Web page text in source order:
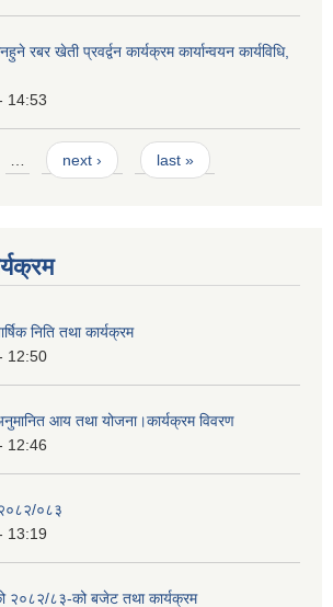
रबर खेती प्रवर्द्वन कार्यक्रम कार्यान्वयन कार्यविधि,
14:53
next › last »
निति तथा कार्यक्रम
12:50
आय तथा योजना।कार्यक्रम विवरण
12:46
०८३
13:19
२०८२/८३-को बजेट तथा कार्यक्रम